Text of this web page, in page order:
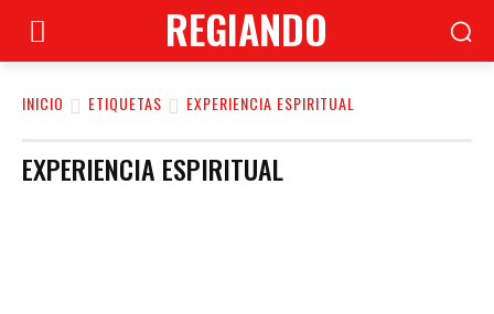
REGIANDO
INICIO ETIQUETAS EXPERIENCIA ESPIRITUAL
EXPERIENCIA ESPIRITUAL